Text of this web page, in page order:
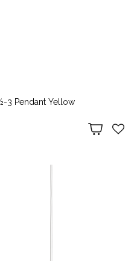
3 Pendant Yellow